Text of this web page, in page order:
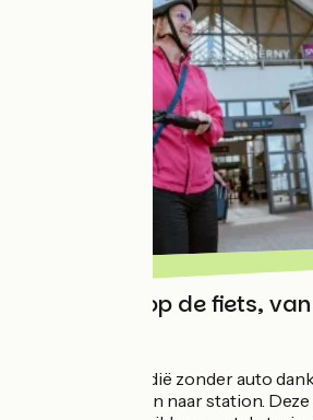
Normandië op de fiets,
Ontdek Normandië zonder auto
ideeën van station naar station.